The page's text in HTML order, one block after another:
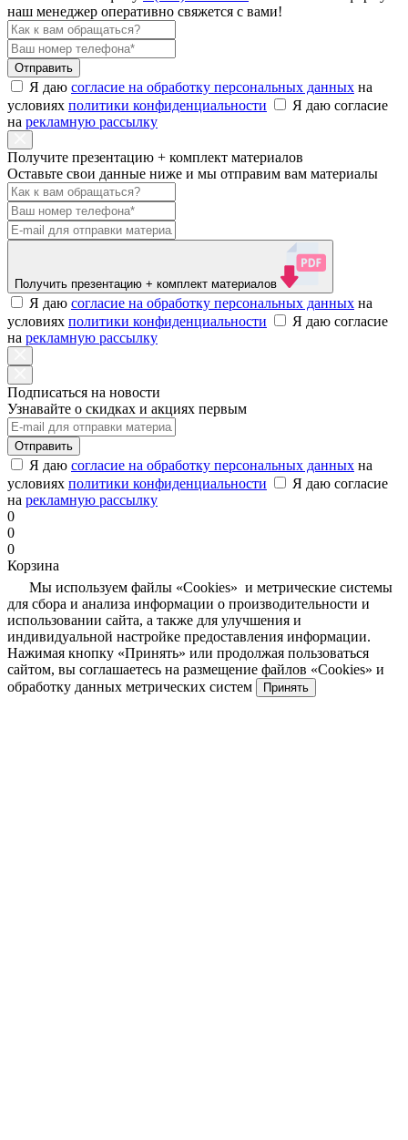
наш менеджер оперативно свяжется с вами!
Отправить
Я даю согласие на обработку персональных данных на
условиях политики конфиденциальности
Я даю согласие
на рекламную рассылку
Получите презентацию + комплект материалов
Оставьте свои данные ниже и мы отправим вам материалы
Получить презентацию + комплект материалов
Я даю согласие на обработку персональных данных на
условиях политики конфиденциальности
Я даю согласие
на рекламную рассылку
Подписаться на новости
Узнавайте о скидках и акциях первым
Отправить
Я даю согласие на обработку персональных данных на
условиях политики конфиденциальности
Я даю согласие
на рекламную рассылку
0
0
0
Корзина
Мы используем файлы «Cookies» и метрические системы
для сбора и анализа информации о производительности и
использовании сайта, а также для улучшения и
индивидуальной настройке предоставления информации.
Нажимая кнопку «Принять» или продолжая пользоваться
сайтом, вы соглашаетесь на размещение файлов «Cookies» и
обработку данных метрических систем
Принять